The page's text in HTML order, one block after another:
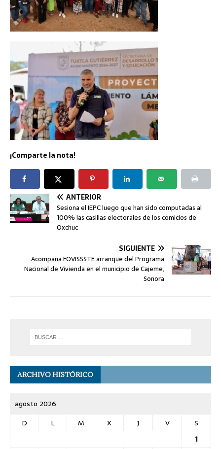
¡Comparte la nota!
ANTERIOR
Sesiona el IEPC luego que han sido computadas al
100% las casillas electorales de los comicios de
Oxchuc
SIGUIENTE
Acompaña FOVISSSTE arranque del Programa
Nacional de Vivienda en el municipio de Cajeme,
Sonora
ARCHIVO HISTÓRICO
agosto 2026
D
L M X J V
S
1